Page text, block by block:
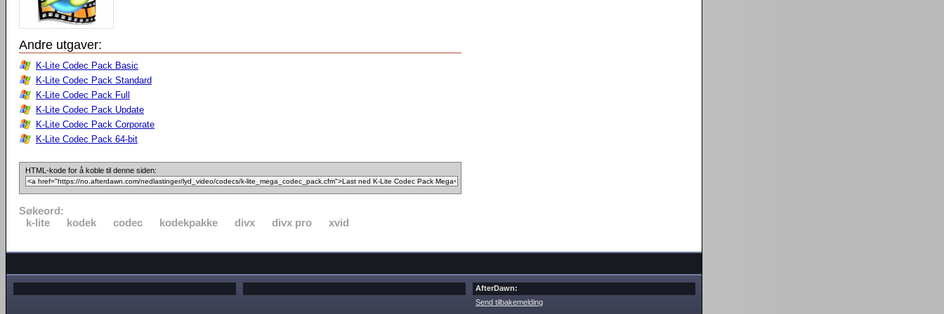
Andre utgaver:
K-Lite Codec Pack Basic
K-Lite Codec Pack Standard
K-Lite Codec Pack Full
K-Lite Codec Pack Update
K-Lite Codec Pack Corporate
K-Lite Codec Pack 64-bit
HTML-kode for å koble til denne siden:
Søkeord:
k-lite
kodek codec kodekpakke divx divx pro xvid
AfterDawn:
Send tilbakemelding